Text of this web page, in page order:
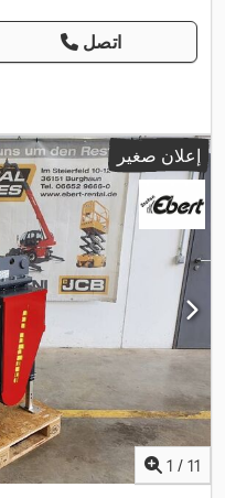
اتصل
إعلان صغير
1 / 11